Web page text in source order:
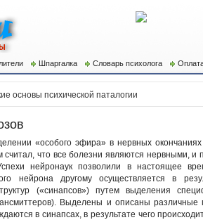
Шпаргалка Словарь психолога
основы психической паталогии
«особого эфира» в нервных
считал, что все болезни являются нервными,
нейронаук позволили в настоящее
нейрона другому осуществляется в
(«синапсов») путем выделения
Выделены и описаны
в синапсах, в результате чего